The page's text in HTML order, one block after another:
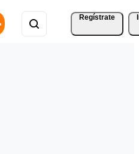
Regístrate